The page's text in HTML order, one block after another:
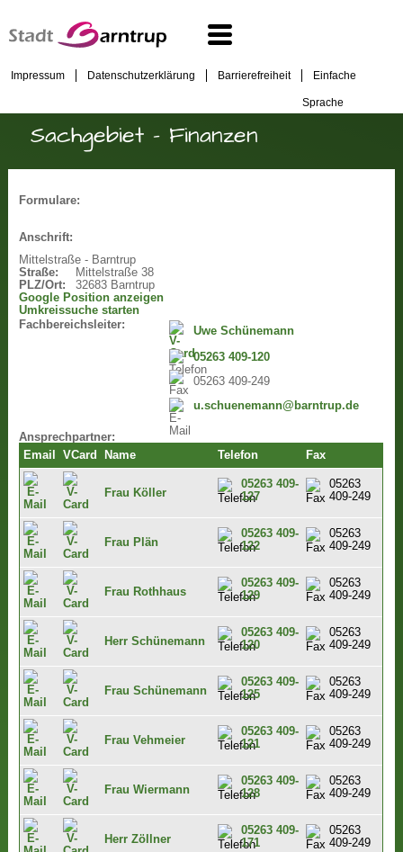
Impressum Datenschutzerklärung Barrierefreiheit Einfache
Sprache
Sachgebiet - Finanzen
Formulare:
Anschrift:
Mittelstraße - Barntrup
Straße:
Mittelstraße 38
PLZ/Ort:
32683 Barntrup
Google Position anzeigen
Umkreissuche starten
Fachbereichsleiter:
Uwe Schünemann
05263 409-120
05263 409-249
u.schuenemann@barntrup.de
Ansprechpartner:
Email
VCard Name Telefon Fax
Frau Köller
05263 409-
127
05263
409-249
Frau Plän
05263 409-
122
05263
409-249
Frau Rothhaus
05263 409-
129
05263
409-249
Herr Schünemann
05263 409-
120
05263
409-249
Frau Schünemann
05263 409-
125
05263
409-249
Frau Vehmeier
05263 409-
121
05263
409-249
Frau Wiermann
05263 409-
128
05263
409-249
Herr Zöllner
05263 409-
171
05263
409-249